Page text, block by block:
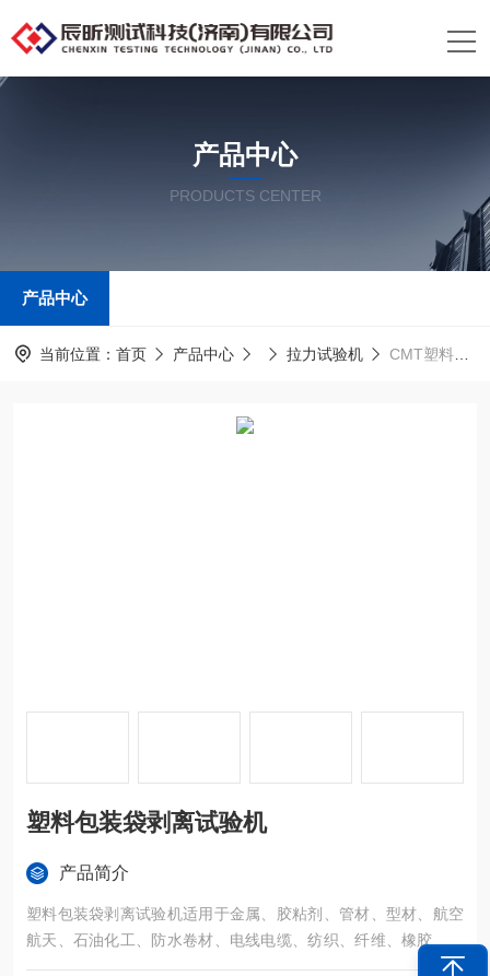
产品中心
PRODUCTS CENTER
产品中心
当前位置： 首页 产品中心 拉力试验机 CMT塑料包装袋剥离试验机
塑料包装袋剥离试验机
产品简介
塑料包装袋剥离试验机适用于金属、胶粘剂、管材、型材、航空
航天、石油化工、防水卷材、电线电缆、纺织、纤维、橡胶、陶
瓷、食品、医药包装、土工布、薄膜、木材、纸张等制造业以及